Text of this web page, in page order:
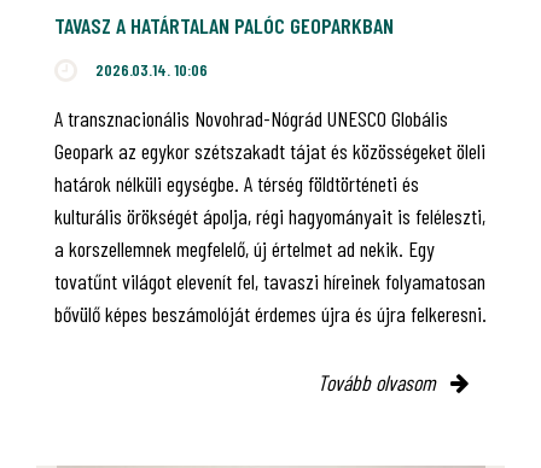
TAVASZ A HATÁRTALAN PALÓC GEOPARKBAN
2026.03.14. 10:06
A transznacionális Novohrad-Nógrád UNESCO Globális
Geopark az egykor szétszakadt tájat és közösségeket öleli
határok nélküli egységbe. A térség földtörténeti és
kulturális örökségét ápolja, régi hagyományait is feléleszti,
a korszellemnek megfelelő, új értelmet ad nekik. Egy
tovatűnt világot elevenít fel, tavaszi híreinek folyamatosan
bővülő képes beszámolóját érdemes újra és újra felkeresni.
Tovább olvasom